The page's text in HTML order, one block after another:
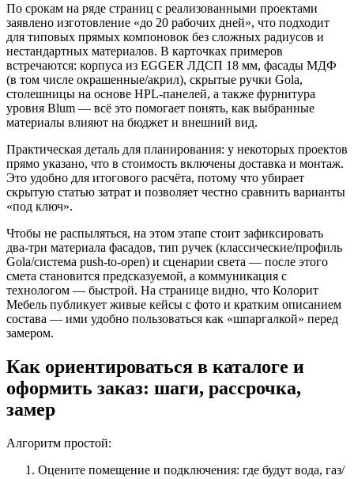
По срокам на ряде страниц с реализованными проектами
заявлено изготовление «до 20 рабочих дней», что подходит
для типовых прямых компоновок без сложных радиусов и
нестандартных материалов. В карточках примеров
встречаются: корпуса из EGGER ЛДСП 18 мм, фасады МДФ
(в том числе окрашенные/акрил), скрытые ручки Gola,
столешницы на основе HPL-панелей, а также фурнитура
уровня Blum — всё это помогает понять, как выбранные
материалы влияют на бюджет и внешний вид.
Практическая деталь для планирования: у некоторых проектов
прямо указано, что в стоимость включены доставка и монтаж.
Это удобно для итогового расчёта, потому что убирает
скрытую статью затрат и позволяет честно сравнить варианты
«под ключ».
Чтобы не распыляться, на этом этапе стоит зафиксировать
два-три материала фасадов, тип ручек (классические/профиль
Gola/система push-to-open) и сценарии света — после этого
смета становится предсказуемой, а коммуникация с
технологом — быстрой. На странице видно, что Колорит
Мебель публикует живые кейсы с фото и кратким описанием
состава — ими удобно пользоваться как «шпаргалкой» перед
замером.
Как ориентироваться в каталоге и
оформить заказ: шаги, рассрочка,
замер
Алгоритм простой:
Оцените помещение и подключения: где будут вода, газ/